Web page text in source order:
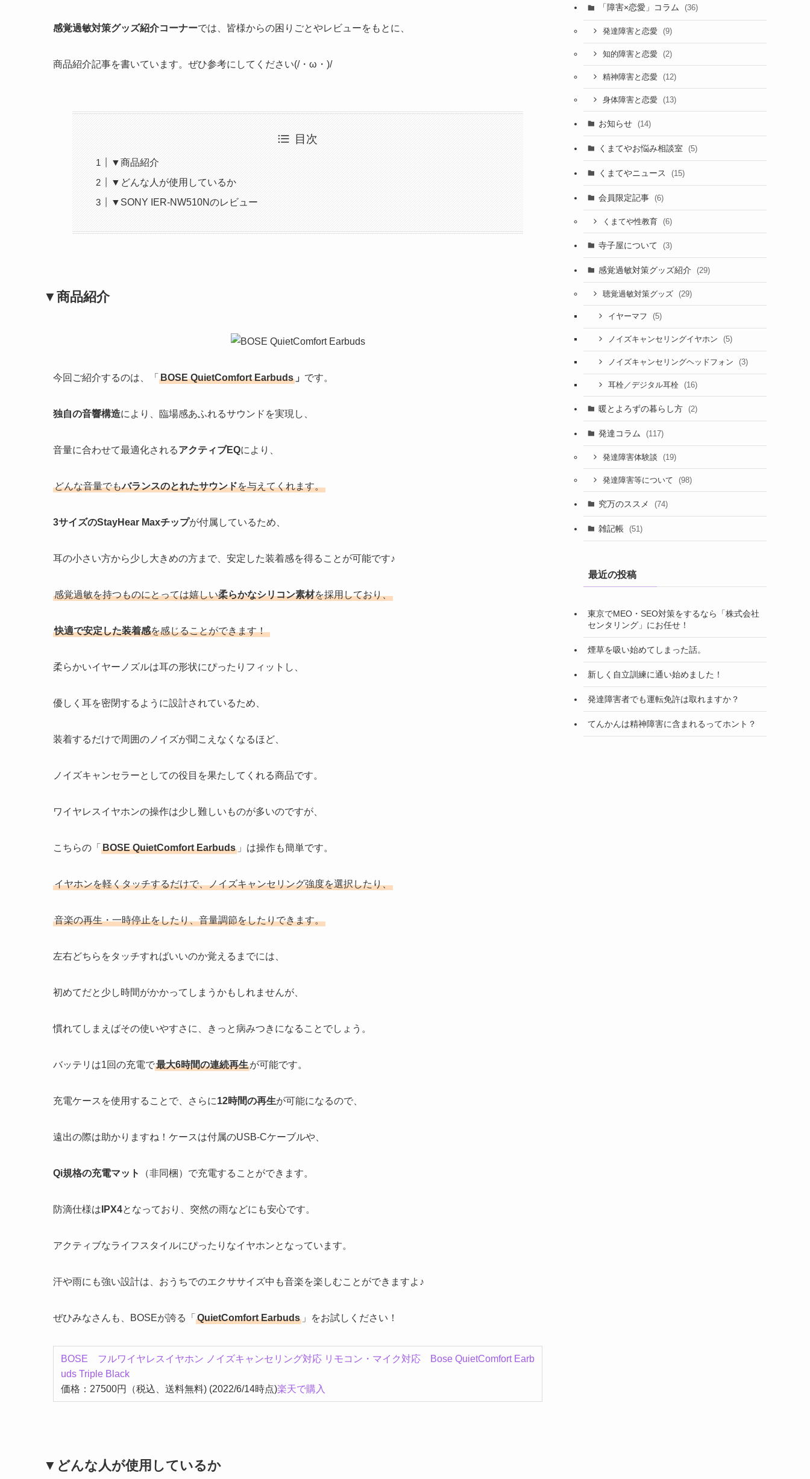
感覚過敏対策グッズ紹介コーナーでは、皆様からの困りごとやレビューをもとに、
商品紹介記事を書いています。ぜひ参考にしてください(/・ω・)/
目次
▼商品紹介
▼どんな人が使用しているか
▼SONY IER-NW510Nのレビュー
▼商品紹介
今回ご紹介するのは、「 BOSE QuietComfort Earbuds 」 です。
独自の音響構造により、臨場感あふれるサウンドを実現し、
音量に合わせて最適化されるアクティブEQにより、
どんな音量でもバランスのとれたサウンドを与えてくれます。
3サイズのStayHear Maxチップが付属しているため、
耳の小さい方から少し大きめの方まで、安定した装着感を得ることが可能です♪
感覚過敏を持つものにとっては嬉しい柔らかなシリコン素材を採用しており、
快適で安定した装着感を感じることができます！
柔らかいイヤーノズルは耳の形状にぴったりフィットし、
優しく耳を密閉するように設計されているため、
装着するだけで周囲のノイズが聞こえなくなるほど、
ノイズキャンセラーとしての役目を果たしてくれる商品です。
ワイヤレスイヤホンの操作は少し難しいものが多いのですが、
こちらの「 BOSE QuietComfort Earbuds 」は操作も簡単です。
イヤホンを軽くタッチするだけで、ノイズキャンセリング強度を選択したり、
音楽の再生・一時停止をしたり、音量調節をしたりできます。
左右どちらをタッチすればいいのか覚えるまでには、
初めてだと少し時間がかかってしまうかもしれませんが、
慣れてしまえばその使いやすさに、きっと病みつきになることでしょう。
バッテリは1回の充電で最大6時間の連続再生が可能です。
充電ケースを使用することで、さらに12時間の再生が可能になるので、
遠出の際は助かりますね！ケースは付属のUSB-Cケーブルや、
Qi規格の充電マット （非同梱）で充電することができます。
防滴仕様は IPX4となっており、突然の雨などにも安心です。
アクティブなライフスタイルにぴったりなイヤホンとなっています。
汗や雨にも強い設計は、おうちでのエクササイズ中も音楽を楽しむことができますよ♪
ぜひみなさんも、BOSEが誇る「 QuietComfort Earbuds 」をお試しください！
BOSE フルワイヤレスイヤホン ノイズキャンセリング対応 リモコン・マイク対応 Bose QuietComfort Earb
uds Triple Black
価格：27500円（税込、送料無料) (2022/6/14時点)楽天で購入
▼どんな人が使用しているか
「障害×恋愛」コラム (36)
発達障害と恋愛 (9)
知的障害と恋愛 (2)
精神障害と恋愛 (12)
身体障害と恋愛 (13)
お知らせ (14)
くまてやお悩み相談室 (5)
くまてやニュース (15)
会員限定記事 (6)
くまてや性教育 (6)
寺子屋について (3)
感覚過敏対策グッズ紹介 (29)
聴覚過敏対策グッズ (29)
イヤーマフ (5)
ノイズキャンセリングイヤホン (5)
ノイズキャンセリングヘッドフォン (3)
耳栓／デジタル耳栓 (16)
暖とよろずの暮らし方 (2)
発達コラム (117)
発達障害体験談 (19)
発達障害等について (98)
究万のススメ (74)
雑記帳 (51)
最近の投稿
東京でMEO・SEO対策をするなら「株式会社
センタリング」にお任せ！
煙草を吸い始めてしまった話。
新しく自立訓練に通い始めました！
発達障害者でも運転免許は取れますか？
てんかんは精神障害に含まれるってホント？